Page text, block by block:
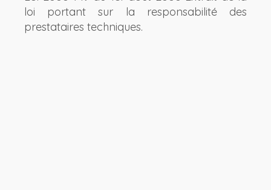
loi portant sur la responsabilité des
prestataires techniques.